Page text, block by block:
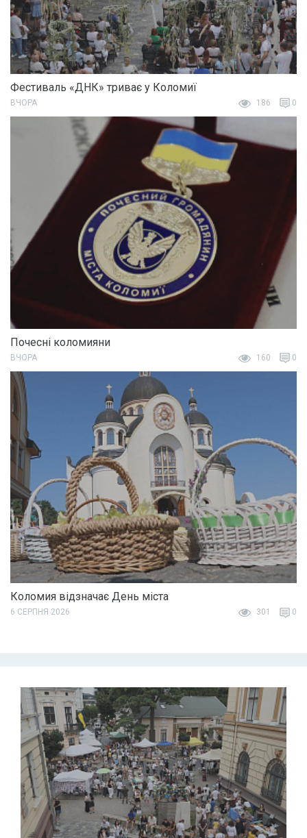
Фестиваль «ДНК» триває у Коломиї
ВЧОРА 186 0
Почесні коломияни
ВЧОРА 160 0
Коломия відзначає День міста
6 СЕРПНЯ 2026 301 0